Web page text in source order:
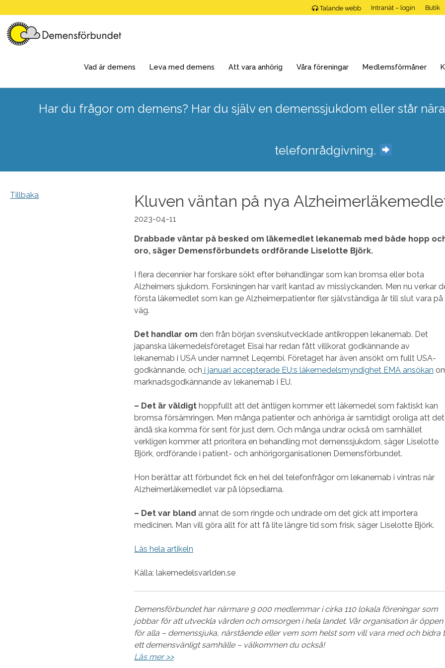
to
content
Talande webb Intranät – login Butik
Vad är demens Leva med demens Att vara anhörig Våra föreningar Medlemsförmåner
Har du frågor om demens? Har du själv en demenssjukdom eller står
telefonrådgivning.
Tillbaka Kluven väntan på nya
2023-04-11
Drabbade väntar på besked om läkemedlet lekanemab med både hopp
oro, säger Demensförbundets ordförande Liselotte Björk.
I flera decennier har forskare sökt efter behandlingar som kan bromsa eller bota
Alzheimers sjukdom. Forskningen har varit kantad av misslyckanden. Men nu verkar
första läkemedlet som kan ge Alzheimerpatienter fler självständiga år till slut vara på
väg.
Det handlar om den från början svenskutvecklade antikroppen lekanemab. Det
japanska läkemedelsföretaget Eisai har redan fått villkorat godkännande av
lekanemab i USA under namnet Leqembi. Företaget har även ansökt om fullt USA-
godkännande, och i januari accepterade EU:s läkemedelsmyndighet EMA ansökan
marknadsgodkännande av lekanemab i EU.
– Det är väldigt hoppfullt att det äntligen kommer ett läkemedel som faktiskt kan
bromsa försämringen. Men många patienter och anhöriga är samtidigt oroliga att det
ändå ska komma för sent för just dem. Och många undrar också om samhället
verkligen kommer att prioritera en behandling mot demenssjukdom, säger Liselotte
Björk, ordförande i patient- och anhörigorganisationen Demensförbundet.
Hon berättar att förbundet fick en hel del telefonfrågor om lekanemab i vintras när
Alzheimerläkemedlet var på löpsedlarna.
– Det var bland annat de som ringde och undrade om det gick att importera
medicinen. Man vill göra allt för att få lite längre tid som frisk, säger Liselotte Björk.
Läs hela artikeln
Källa: lakemedelsvarlden.se
Demensförbundet har närmare 9 000 medlemmar i cirka 110 lokala föreningar som
jobbar för att utveckla vården och omsorgen i hela landet. Vår organisation är öppen
för alla – demenssjuka, närstående eller vem som helst som vill vara med och bidra
ett demensvänligt samhälle – välkommen du också!
Läs mer >>